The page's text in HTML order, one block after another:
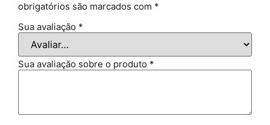
obrigatórios são marcados com *
Sua avaliação *
Sua avaliação sobre o produto *